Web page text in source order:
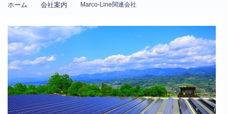
ホーム 会社案内 Marco-Line関連会社